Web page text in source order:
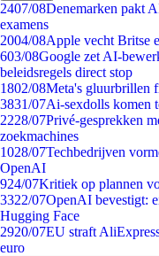
2407/08Denemarken pakt
examens
2004/08Apple vecht Britse
603/08Google zet AI-
beleidsregels direct stop
1802/08Meta's gluurbrillen
3831/07Ai-sexdolls komen
2228/07Privé-gesprekken
zoekmachines
1028/07Techbedrijven
OpenAI
924/07Kritiek op plannen
3322/07OpenAI bevestigt:
Hugging Face
2920/07EU straft
euro